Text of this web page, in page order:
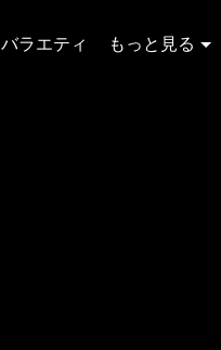
バラエティ もっと見る